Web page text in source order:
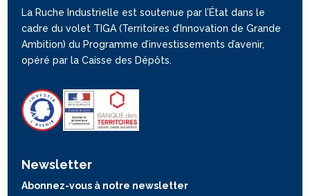
La Ruche Industrielle est soutenue par l’État dans le
cadre du volet TIGA (Territoires d’Innovation de Grande
Ambition) du Programme d’investissements d’avenir,
opéré par la Caisse des Dépôts.
Newsletter
Abonnez-vous à notre newsletter